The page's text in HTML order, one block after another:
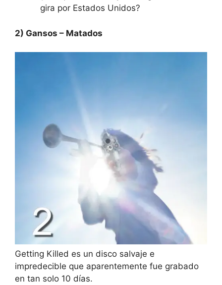
gira por Estados Unidos?
2) Gansos – Matados
Getting Killed es un disco salvaje e
impredecible que aparentemente fue grabado
en tan solo 10 días.